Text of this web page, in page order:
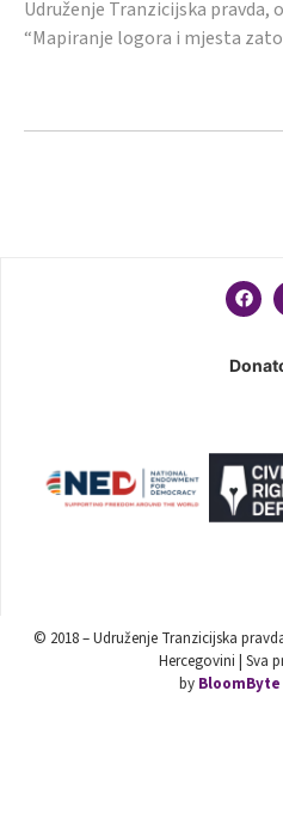
Udruženje Tranzicijska
“Mapiranje logora i mjesta
© 2018 – Udruženje Tranzicijska
Hercegovini | Sva
by